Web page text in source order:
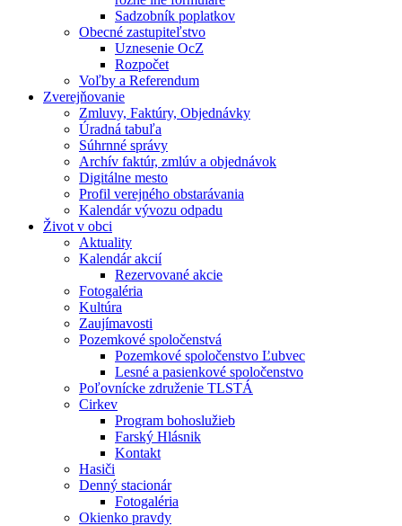
Sadzobník poplatkov
Obecné zastupiteľstvo
Uznesenie OcZ
Rozpočet
Voľby a Referendum
Zverejňovanie
Zmluvy, Faktúry, Objednávky
Úradná tabuľa
Súhrnné správy
Archív faktúr, zmlúv a objednávok
Digitálne mesto
Profil verejného obstarávania
Kalendár vývozu odpadu
Život v obci
Aktuality
Kalendár akcií
Rezervované akcie
Fotogaléria
Kultúra
Zaujímavosti
Pozemkové spoločenstvá
Pozemkové spoločenstvo Ľubvec
Lesné a pasienkové spoločenstvo
Poľovnícke združenie TLSTÁ
Cirkev
Program bohoslužieb
Farský Hlásnik
Kontakt
Hasiči
Denný stacionár
Fotogaléria
Okienko pravdy